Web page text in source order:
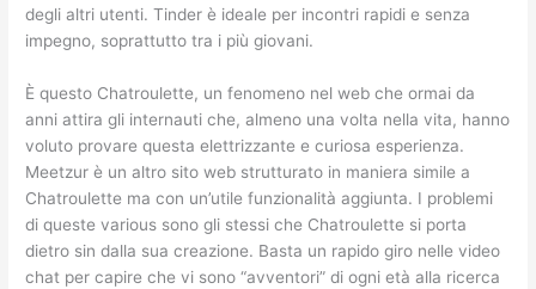
degli altri utenti. Tinder è ideale per incontri rapidi e senza
impegno, soprattutto tra i più giovani.
È questo Chatroulette, un fenomeno nel web che ormai da
anni attira gli internauti che, almeno una volta nella vita, hanno
voluto provare questa elettrizzante e curiosa esperienza.
Meetzur è un altro sito web strutturato in maniera simile a
Chatroulette ma con un’utile funzionalità aggiunta. I problemi
di queste various sono gli stessi che Chatroulette si porta
dietro sin dalla sua creazione. Basta un rapido giro nelle video
chat per capire che vi sono “avventori” di ogni età alla ricerca